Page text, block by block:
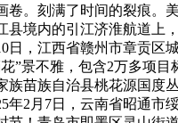
。刻满了时间的裂痕。
境内的引江济淮航道上
日，江西省赣州市章贡
景不雅，包含2万多项
族自治县桃花源国度
2月7日，云南省昭通